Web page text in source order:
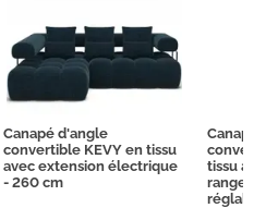
Canapé d'angle
convertible KEVY en tissu
avec extension électrique
- 260 cm
tissu